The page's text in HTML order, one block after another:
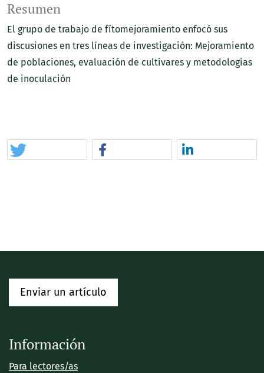
Resumen
El grupo de trabajo de fítomejoramiento enfocó sus
discusiones en tres líneas de investigación: Mejoramiento
de poblaciones, evaluación de cultivares y metodologías
de inoculación
Enviar un artículo
Información
Para lectores/as